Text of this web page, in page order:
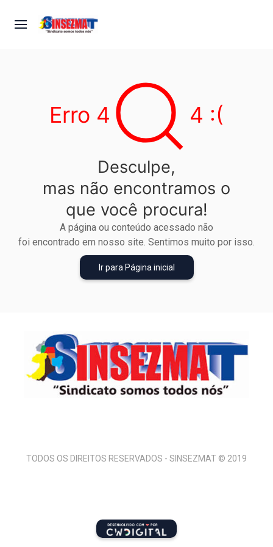
Erro 4 4 :(
Desculpe,
mas não encontramos o
que você procura!
A página ou conteúdo acessado não
foi encontrado em nosso site. Sentimos muito por isso.
Ir para Página inicial
TODOS OS DIREITOS RESERVADOS - SINSEZMAT © 2019